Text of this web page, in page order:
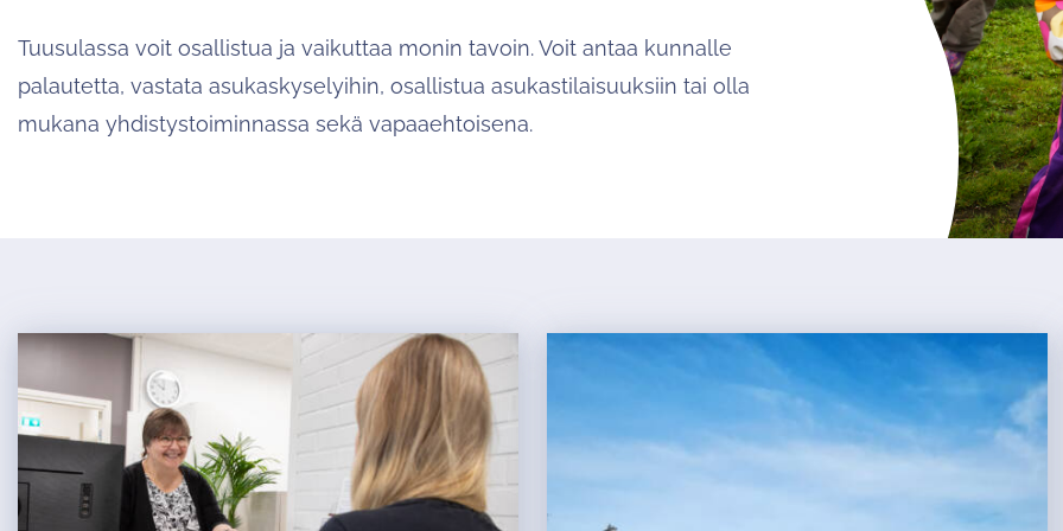
Tuusulassa voit osallistua ja vaikuttaa monin tavoin. Voit antaa kunnalle
palautetta, vastata asukaskyselyihin, osallistua asukastilaisuuksiin tai olla
mukana yhdistystoiminnassa sekä vapaaehtoisena.